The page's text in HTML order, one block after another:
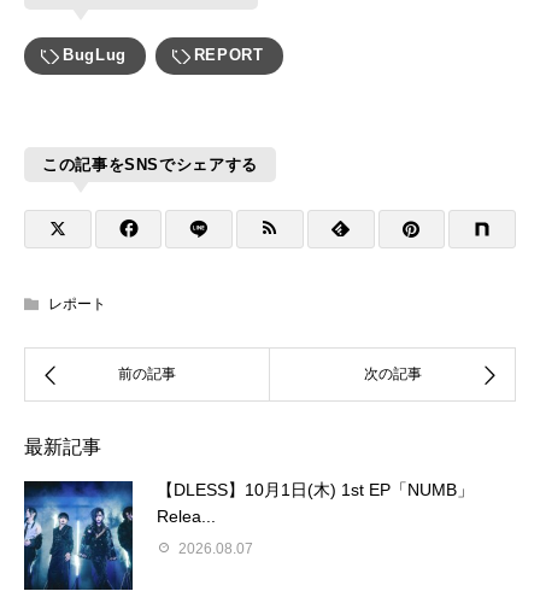
BugLug REPORT
この記事をSNSでシェアする
レポート
最新記事
【DLESS】10月1日(木) 1st EP「NUMB」
Relea...
2026.08.07